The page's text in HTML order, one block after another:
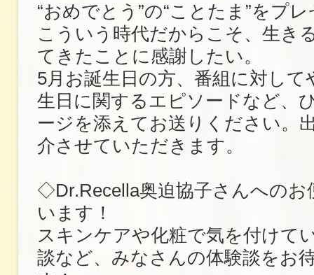
“おめでとう”の“ことたま”をプ
こういう時代だからこそ、生き
てきたことに感謝したい。
5月お誕生日の方、番組に対して
生日に関するエピソードなど、
ージを添えてお送りください。
介させていただきます。
◇Dr.Recella奥迫協子さんへのお
います！
スキンケアや化粧で気を付けて
談など、みなさんの体験談をお